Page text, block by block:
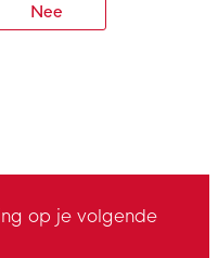
Nee
op je volgende